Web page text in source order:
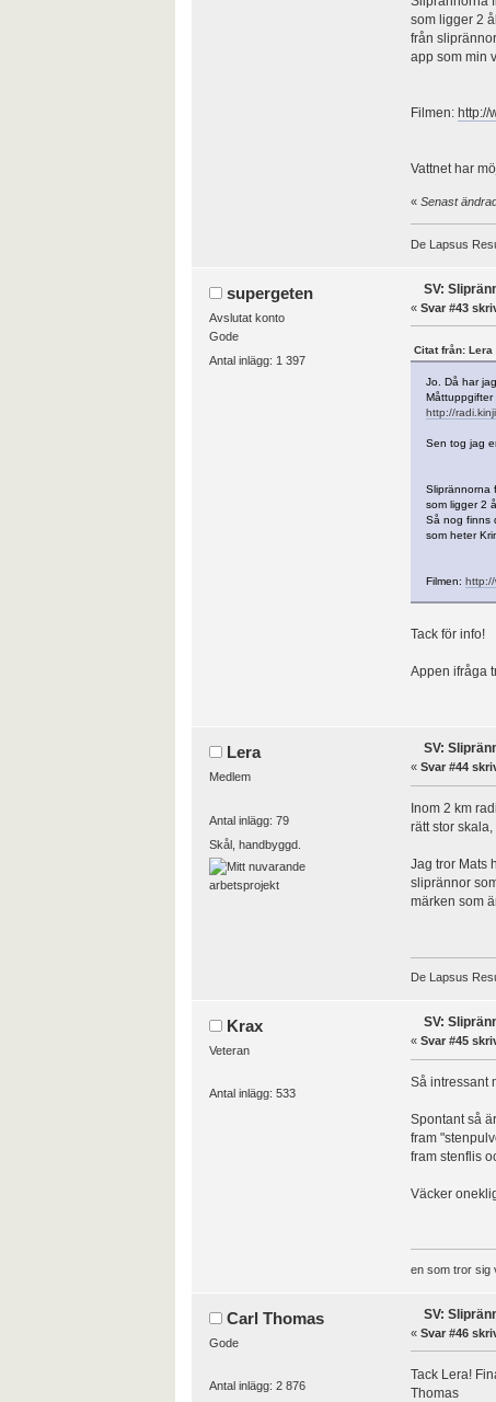
som ligger 2
från
app som min
Filmen: http://
Vattnet har
« Senast
De Lapsus
supergeten
Avslutat konto
Gode
Antal inlägg: 1 397
SV:
« Svar #43
Citat från:
Jo. Då har
Måttuppgifter
http://
Sen tog jag
Sliprännorna
som ligger 2
Så nog finns
som heter
Filmen: http://
Tack för info!
Appen ifråga
Lera
Medlem
Antal inlägg: 79
Skål, handbyggd.
SV:
« Svar #44
Inom 2 km
rätt stor
Jag tror Mats
sliprännor
märken som
De Lapsus
Krax
Veteran
Antal inlägg: 533
SV:
« Svar #45
Så intressant
Spontant så
fram
fram stenflis
Väcker
en som tror sig
Carl Thomas
Gode
Antal inlägg: 2 876
SV:
« Svar #46
Tack Lera!
Thomas